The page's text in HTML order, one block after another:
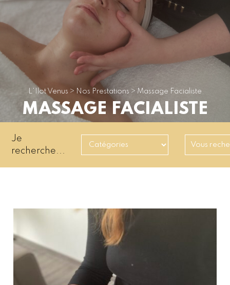
L'Ilot Venus > Nos Prestations > Massage Facialiste
MASSAGE FACIALISTE
Je
recherche...